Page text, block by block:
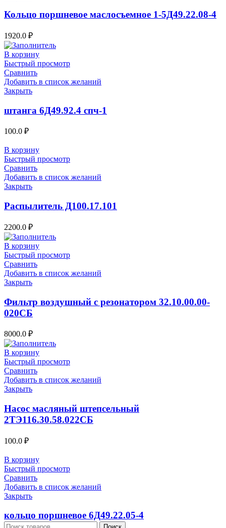
Кольцо поршневое маслосъемное 1-5Д49.22.08-4
1920.0 ₽
В корзину
Быстрый просмотр
Сравнить
Добавить в список желаний
Закрыть
штанга 6Д49.92.4 спч-1
100.0 ₽
В корзину
Быстрый просмотр
Сравнить
Добавить в список желаний
Закрыть
Распылитель Д100.17.101
2200.0 ₽
В корзину
Быстрый просмотр
Сравнить
Добавить в список желаний
Закрыть
Фильтр воздушный с резонатором 32.10.00.00-
020СБ
8000.0 ₽
В корзину
Быстрый просмотр
Сравнить
Добавить в список желаний
Закрыть
Насос масляный штепсельный
2ТЭ116.30.58.022СБ
100.0 ₽
В корзину
Быстрый просмотр
Сравнить
Добавить в список желаний
Закрыть
кольцо поршневое 6Д49.22.05-4